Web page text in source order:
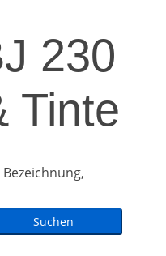
230
Tinte